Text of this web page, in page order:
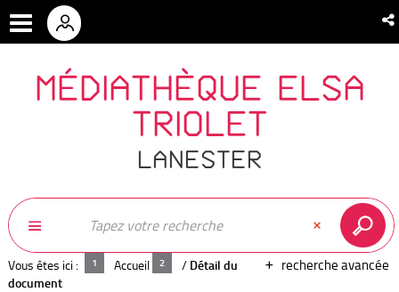
MÉDIATHÈQUE ELSA
TRIOLET
LANESTER
recherche avancée
Vous êtes ici : Accueil / Détail du
document